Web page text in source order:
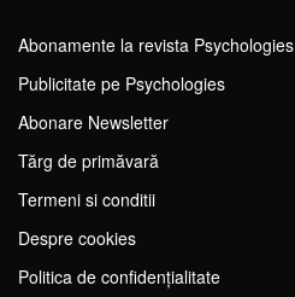
Abonamente la revista Psychologies
Publicitate pe Psychologies
Abonare Newsletter
Tărg de primăvară
Termeni si conditii
Despre cookies
Politica de confidențialitate